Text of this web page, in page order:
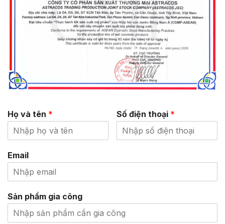
Họ và tên * Số điện thoại *
Email
Sản phẩm gia công